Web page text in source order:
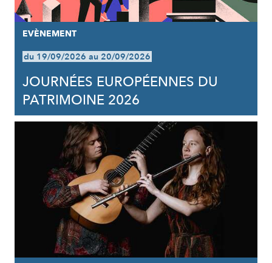
EVÈNEMENT
du 19/09/2026 au 20/09/2026
JOURNÉES EUROPÉENNES DU
PATRIMOINE 2026